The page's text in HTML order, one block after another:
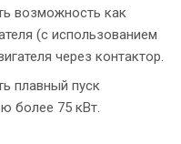
возможность как
(с использованием
через контактор.
плавный пуск
более 75 кВт.